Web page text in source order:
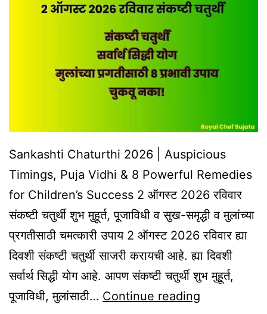
Sankashti Chaturthi 2026 | Auspicious
Timings, Puja Vidhi & 8 Powerful Remedies
for Children’s Success 2 ऑगस्ट 2026 रविवार
संकष्टी चतुर्थी शुभ मुहूर्त, पूजाविधी व सुख-समृद्धी व मुलांच्या
प्रगतीसाठी चमत्कारी उपाय 2 ऑगस्ट 2026 रविवार ह्या
दिवशी संकष्टी चतुर्थी साजरी करायची आहे. ह्या दिवशी
सर्वार्थ सिद्धी योग आहे. आपण संकष्टी चतुर्थी शुभ मुहूर्त,
पूजाविधी, मुलांसाठी… Continue reading